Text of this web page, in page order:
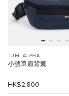
TUMI ALPHA
小號單肩背囊
HK$2,800